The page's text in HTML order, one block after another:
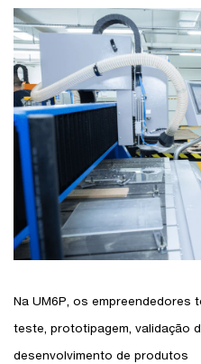
Na UM6P, os
teste, prototipagem, validação
desenvolvimento de produtos